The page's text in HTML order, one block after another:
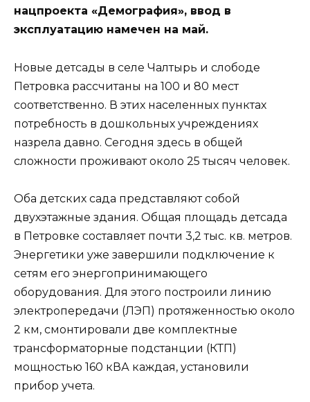
нацпроекта «Демография», ввод в
эксплуатацию намечен на май.
Новые детсады в селе Чалтырь и слободе
Петровка рассчитаны на 100 и 80 мест
соответственно. В этих населенных пунктах
потребность в дошкольных учреждениях
назрела давно. Сегодня здесь в общей
сложности проживают около 25 тысяч человек.
Оба детских сада представляют собой
двухэтажные здания. Общая площадь детсада
в Петровке составляет почти 3,2 тыс. кв. метров.
Энергетики уже завершили подключение к
сетям его энергопринимающего
оборудования. Для этого построили линию
электропередачи (ЛЭП) протяженностью около
2 км, смонтировали две комплектные
трансформаторные подстанции (КТП)
мощностью 160 кВА каждая, установили
прибор учета.